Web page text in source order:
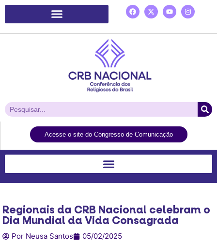
Acesse o site do Congresso de Comunicação
Regionais da CRB Nacional celebram o
Dia Mundial da Vida Consagrada
Por Neusa Santos 05/02/2025